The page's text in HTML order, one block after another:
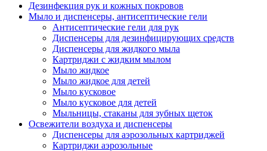
Дезинфекция рук и кожных покровов
Мыло и диспенсеры, антисептические гели
Антисептические гели для рук
Диспенсеры для дезинфицирующих средств
Диспенсеры для жидкого мыла
Картриджи с жидким мылом
Мыло жидкое
Мыло жидкое для детей
Мыло кусковое
Мыло кусковое для детей
Мыльницы, стаканы для зубных щеток
Освежители воздуха и диспенсеры
Диспенсеры для аэрозольных картриджей
Картриджи аэрозольные